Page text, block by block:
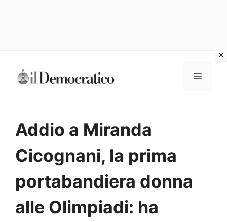
Menu
Addio a Miranda
Cicognani, la prima
portabandiera donna
alle Olimpiadi: ha